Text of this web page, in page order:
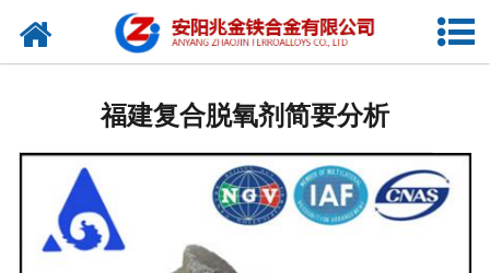
网站首页
产品中心
福建复合脱氧剂简要分析